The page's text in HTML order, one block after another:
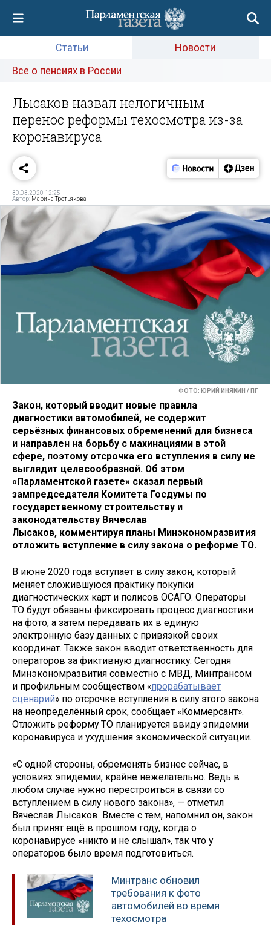
Статьи
Новости
Все о пенсиях в России
Лысаков назвал нелогичным
перенос реформы техосмотра из-за
коронавируса
30.03.2020 12:25
Автор: Марина Третьякова
ФОТО: ЮРИЙ ИНЯКИН / ПГ
Закон, который вводит новые правила
диагностики автомобилей, не содержит
серьёзных финансовых обременений для бизнеса
и направлен на борьбу с махинациями в этой
сфере, поэтому отсрочка его вступления в силу не
выглядит целесообразной. Об этом
«Парламентской газете» сказал первый
зампредседателя Комитета Госдумы по
государственному строительству и
законодательству Вячеслав
Лысаков, комментируя планы Минэкономразвития
отложить вступление в силу закона о реформе ТО.
В июне 2020 года вступает в силу закон, который
меняет сложившуюся практику покупки
диагностических карт и полисов ОСАГО. Операторы
ТО будут обязаны фиксировать процесс диагностики
на фото, а затем передавать их в единую
электронную базу данных с привязкой своих
координат. Также закон вводит ответственность для
операторов за фиктивную диагностику. Сегодня
Минэкономразвития совместно с МВД, Минтрансом
и профильным сообществом «прорабатывает
сценарий» по отсрочке вступления в силу этого закона
на неопределённый срок, сообщает «Коммерсант».
Отложить реформу ТО планируется ввиду эпидемии
коронавируса и ухудшения экономической ситуации.
«С одной стороны, обременять бизнес сейчас, в
условиях эпидемии, крайне нежелательно. Ведь в
любом случае нужно перестроиться в связи со
вступлением в силу нового закона», — отметил
Вячеслав Лысаков. Вместе с тем, напомнил он, закон
был принят ещё в прошлом году, когда о
коронавирусе «никто и не слышал», так что у
операторов было время подготовиться.
Минтранс обновил
требования к фото
автомобилей во время
техосмотра